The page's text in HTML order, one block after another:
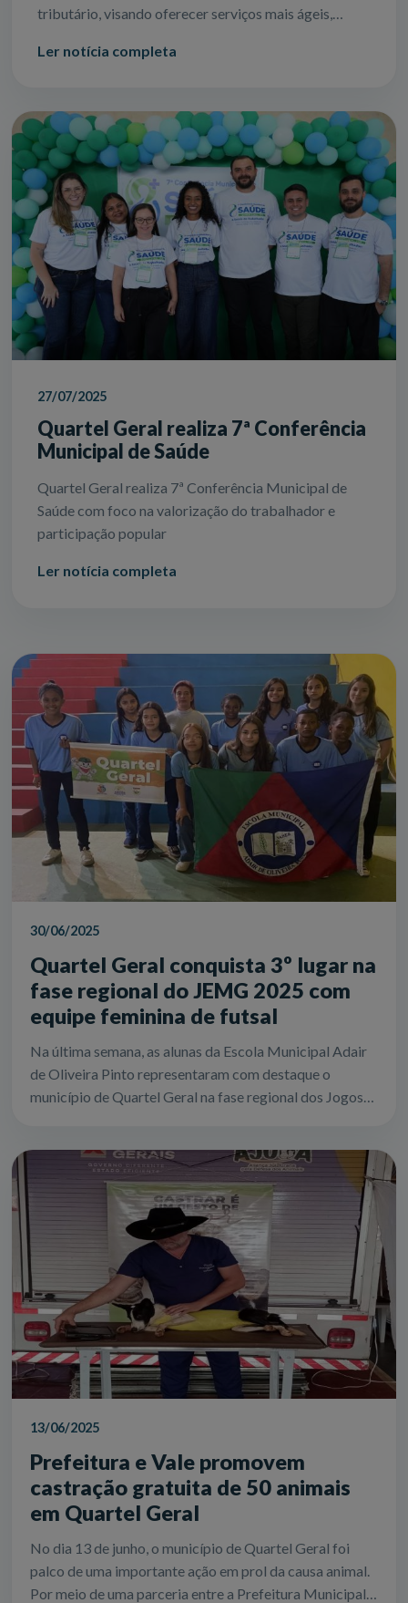
tributário, visando oferecer serviços mais ágeis,
Ler notícia completa
27/07/2025
Quartel Geral realiza 7ª Conferência
Municipal de Saúde
Quartel Geral realiza 7ª Conferência Municipal de
Saúde com foco na valorização do trabalhador e
participação popular
Ler notícia completa
30/06/2025
Quartel Geral conquista 3º lugar na
fase regional do JEMG 2025 com
equipe feminina de futsal
Na última semana, as alunas da Escola Municipal Adair
de Oliveira Pinto representaram com destaque o
município de Quartel Geral na fase regional dos Jogos
13/06/2025
Prefeitura e Vale promovem
castração gratuita de 50 animais
em Quartel Geral
No dia 13 de junho, o município de Quartel Geral foi
palco de uma importante ação em prol da causa animal.
Por meio de uma parceria entre a Prefeitura Municipal,